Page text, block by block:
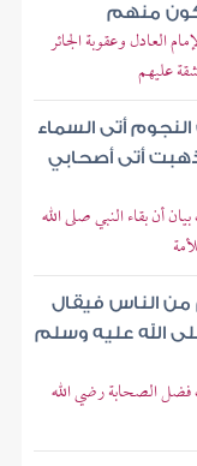
منهم
العادل وعقوبة الجائر
عليهم
أتى السماء
ذهبت أتى أصحابي
أن بقاء النبي صلى الله
من الناس فيقال
الله عليه وسلم
الصحابة رضي الله